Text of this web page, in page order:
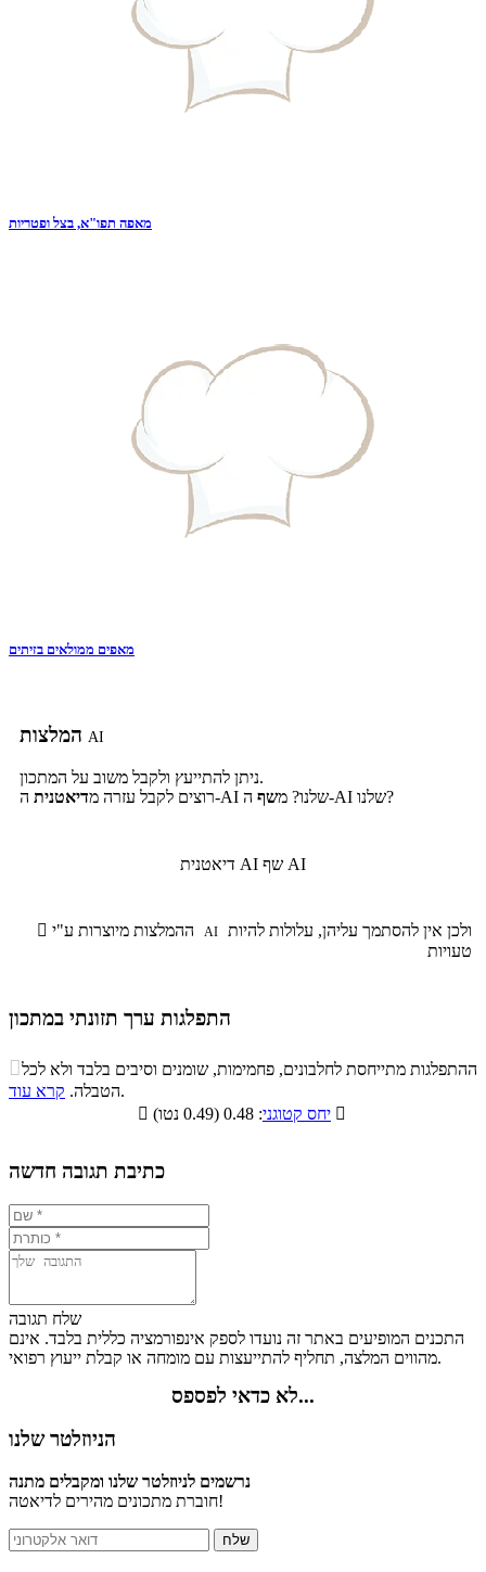
מאפה תפו"א, בצל ופטריות
מאפים ממולאים בזיתים
AI
ניתן להתייעץ ולקבל משוב על המתכון.
רוצים לקבל עזרה מדיאטנית ה-AI שלנו? משף ה-AI שלנו?
דיאטנית AI שף AI
 AI
טעויות
התפלגות ערך תזונתי במתכון
התפלגות ערך תזונתי במתכון
סיבים
תזונתיים
שומנים חלבונים
19.8% 46.5%
ההתפלגות מתייחסת לחלבונים, פחמימות, שומנים וסיבים בלבד ולא לכל
הטבלה. קרא עוד
.

יחס קטוגני 
כתיבת תגובה חדשה
שלח תגובה
התכנים המופיעים באתר זה נועדו לספק אינפורמציה כללית בלבד. אינם
מהווים המלצה, תחליף להתייעצות עם מומחה או קבלת ייעוץ רפואי.
לא כדאי לפספס...
הניוזלטר שלנו
נרשמים לניוזלטר שלנו ומקבלים מתנה
חוברת מתכונים מהירים לדיאטה!